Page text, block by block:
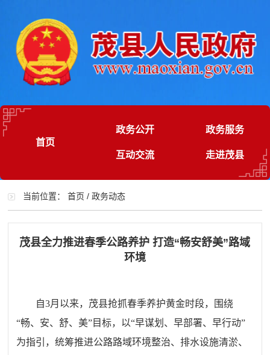
首页
政务公开 政务服务
互动交流 走进茂县
当前位置：首页 /政务动态
茂县全力推进春季公路养护 打造“畅安舒美”路域
环境
自3月以来，茂县抢抓春季养护黄金时段，
围绕
“畅、安、舒、美”目标，以“早谋划、早部署、早行动”
为指引，统筹推进公路路域环境整治、排水设施清淤、